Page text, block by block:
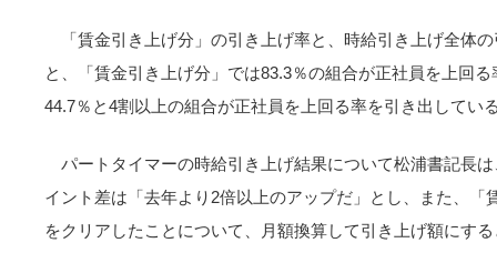
「賃金引き上げ分」の引き上げ率と、時給引き上げ全体
と、「賃金引き上げ分」では83.3％の組合が正社員を上回
44.7％と4割以上の組合が正社員を上回る率を引き出してい
パートタイマーの時給引き上げ結果について松浦書記長
イント差は「去年より2倍以上のアップだ」とし、また、「
をクリアしたことについて、月額換算して引き上げ額にす